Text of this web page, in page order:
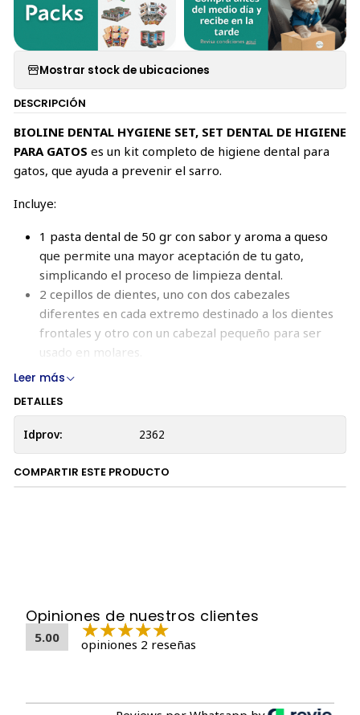
Mostrar stock de ubicaciones
DESCRIPCIÓN
BIOLINE DENTAL HYGIENE SET, SET DENTAL DE HIGIENE
PARA GATOS es un kit completo de higiene dental para
gatos, que ayuda a prevenir el sarro.
Incluye:
1 pasta dental de 50 gr con sabor y aroma a queso
que permite una mayor aceptación de tu gato,
simplicando el proceso de limpieza dental.
2 cepillos de dientes, uno con dos cabezales
diferentes en cada extremo destinado a los dientes
frontales y otro con un cabezal pequeño para ser
usado en molares.
INSTRUCCIONES DE USO:
Humedezca el cepillo que va a utilizar con agua antes
de su uso.
Aplique pasta dental sobre el cepillo.
Cepille los dientes y encías de su gato con
Leer más
DETALLES
Idprov: 2362
COMPARTIR ESTE PRODUCTO
Opiniones de nuestros clientes
5.00 opiniones 2 reseñas